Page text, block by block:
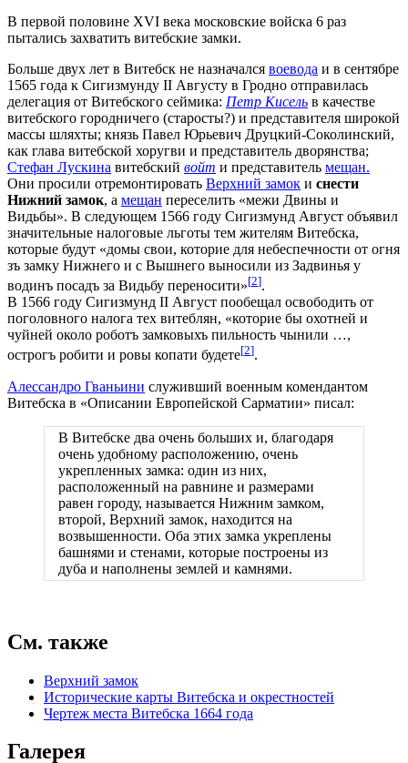
В первой половине XVI века московские войска 6 раз
пытались захватить витебские замки.
Больше двух лет в Витебск не назначался воевода и в сентябре
1565 года к Сигизмунду II Августу в Гродно отправилась
делегация от Витебского сеймика: Петр Кисель в качестве
витебского городничего (старосты?) и представителя широкой
массы шляхты; князь Павел Юрьевич Друцкий-Соколинский,
как глава витебской хоругви и представитель дворянства;
Стефан Лускина витебский войт и представитель мещан.
Они просили отремонтировать Верхний замок и снести
Нижний замок, а мещан переселить «межи Двины и
Видьбы». В следующем 1566 году Сигизмунд Август объявил
значительные налоговые льготы тем жителям Витебска,
которые будут «домы свои, которие для небеспечности от огня
зъ замку Нижнего и с Вышнего выносили из Задвинья у
водинъ посадъ за Видьбу переносити»[2].
В 1566 году Сигизмунд II Август пообещал освободить от
поголовного налога тех витеблян, «которие бы охотней и
чуйней около роботъ замковыхъ пильность чынили …,
острогъ робити и ровы копати будете[2].
Алессандро Гваньини служивший военным комендантом
Витебска в «Описании Европейской Сарматии» писал:
В Витебске два очень больших и, благодаря
очень удобному расположению, очень
укрепленных замка: один из них,
расположенный на равнине и размерами
равен городу, называется Нижним замком,
второй, Верхний замок, находится на
возвышенности. Оба этих замка укреплены
башнями и стенами, которые построены из
дуба и наполнены землей и камнями.
См. также
Верхний замок
Исторические карты Витебска и окрестностей
Чертеж места Витебска 1664 года
Галерея